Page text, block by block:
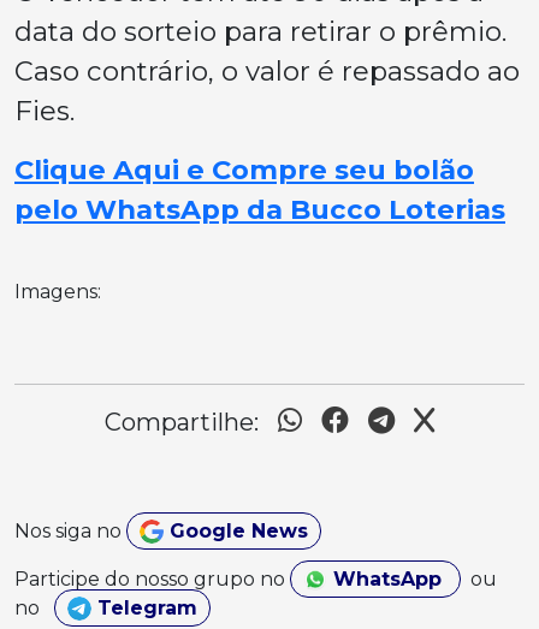
data do sorteio para retirar o prêmio.
Caso contrário, o valor é repassado ao
Fies.
Clique Aqui e Compre seu bolão
pelo WhatsApp da Bucco Loterias
Imagens:
Compartilhe:
Nos siga no Google News
Participe do nosso grupo no WhatsApp
ou
no
Telegram